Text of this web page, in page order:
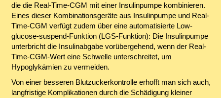
die die Real-Time-CGM mit einer Insulinpumpe kombinieren.
Eines dieser Kombinationsgeräte aus Insulinpumpe und Real-
Time-CGM verfügt zudem über eine automatisierte Low-
glucose-suspend-Funktion (LGS-Funktion): Die Insulinpumpe
unterbricht die Insulinabgabe vorübergehend, wenn der Real-
Time-CGM-Wert eine Schwelle unterschreitet, um
Hypoglykämien zu vermeiden.
Von einer besseren Blutzuckerkontrolle erhofft man sich auch,
langfristige Komplikationen durch die Schädigung kleiner